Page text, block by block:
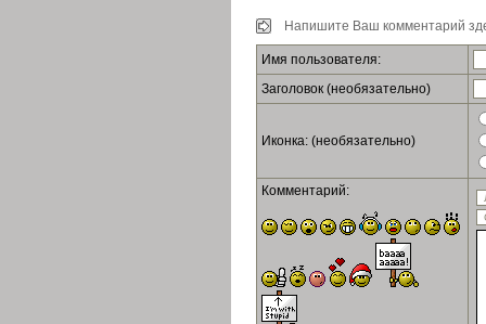
Напишите Ваш комментарий
Имя пользователя:
Заголовок (необязательно)
Иконка: (необязательно)
Комментарий: